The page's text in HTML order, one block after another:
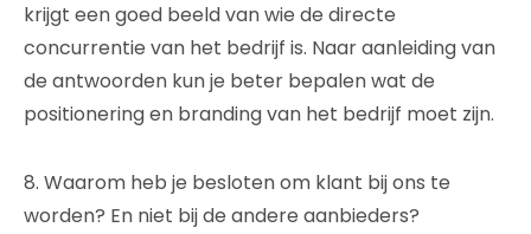
krijgt een goed beeld van wie de directe
concurrentie van het bedrijf is. Naar aanleiding van
de antwoorden kun je beter bepalen wat de
positionering en branding van het bedrijf moet zijn.
8. Waarom heb je besloten om klant bij ons te
worden? En niet bij de andere aanbieders?